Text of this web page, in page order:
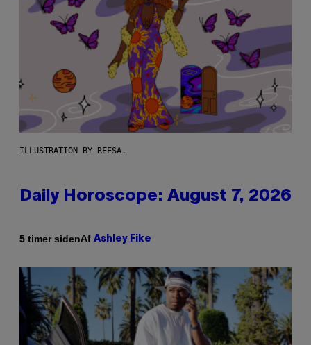
ILLUSTRATION BY REESA.
Daily Horoscope: August 7, 2026
5 timer sidenAf Ashley Fike